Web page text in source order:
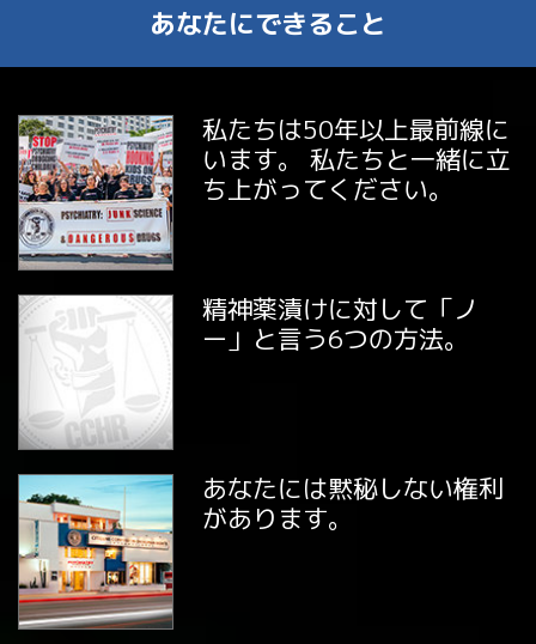
あなたにできること
私たちは50年以上最前線に
います。 私たちと一緒に立
ち上がってください。
精神薬漬けに対して「ノ
ー」と言う6つの方法。
あなたには黙秘しない権利
があります。